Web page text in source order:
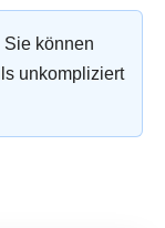
Sie können
unkompliziert